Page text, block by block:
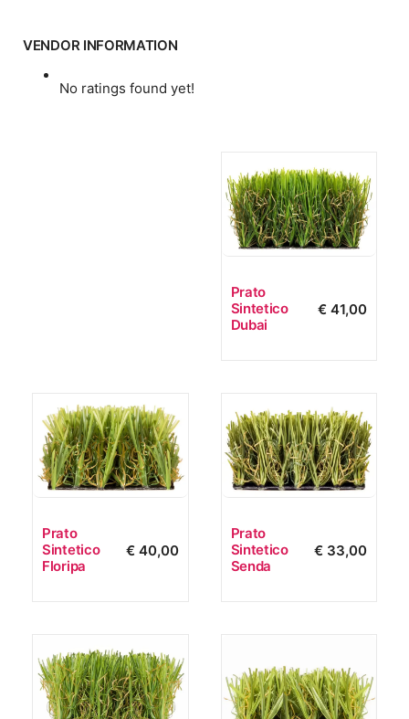
VENDOR INFORMATION
No ratings found yet!
Prato
Sintetico
Dubai
€ 41,00
Prato
Sintetico
Floripa
€40,00
Prato
Sintetico
Senda
€ 33,00